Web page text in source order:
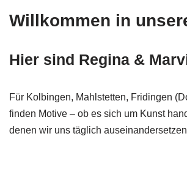
Willkommen in
Hier sind Regina &
Für Kolbingen, Mahlstetten, Fridingen
finden Motive – ob es sich um Kunst
denen wir uns täglich